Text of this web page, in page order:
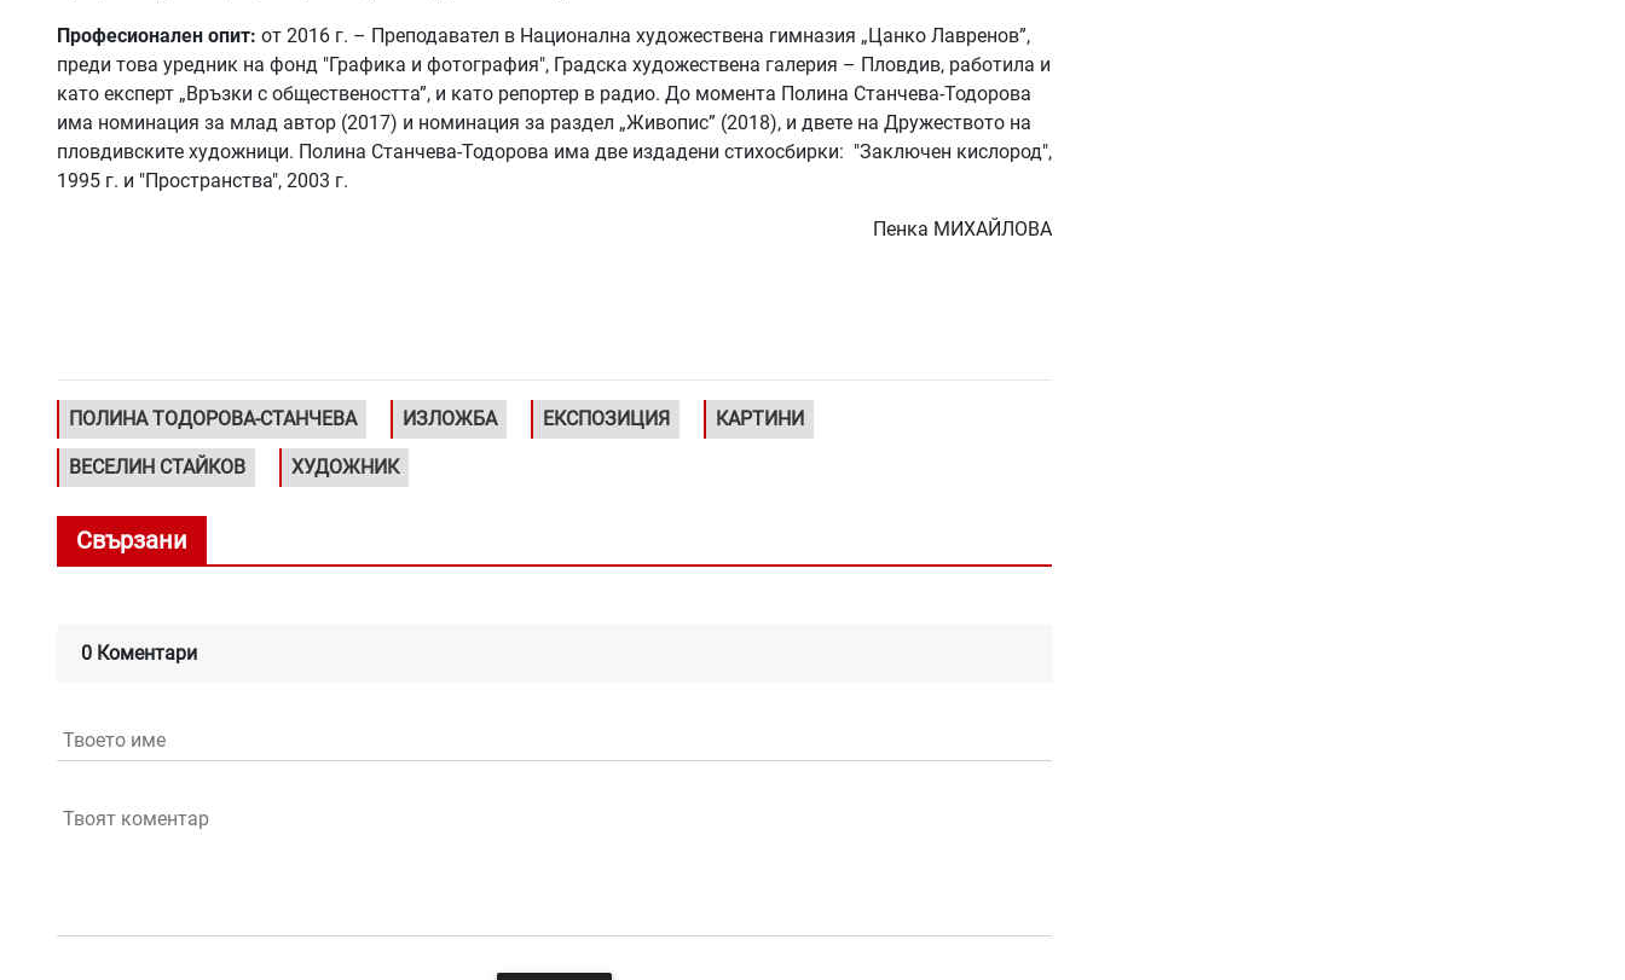
Професионален опит: от 2016 г. – Преподавател в Национална художествена гимназия „Цанко Лавренов”,
преди това уредник на фонд "Графика и фотография", Градска художествена галерия – Пловдив, работила и
като експерт „Връзки с обществеността”, и като репортер в радио. До момента Полина Станчева-Тодорова
има номинация за млад автор (2017) и номинация за раздел „Живопис” (2018), и двете на Дружеството на
пловдивските художници. Полина Станчева-Тодорова има две издадени стихосбирки: "Заключен кислород",
1995 г. и "Пространства", 2003 г.
Пенка МИХАЙЛОВА
ПОЛИНА ТОДОРОВА-СТАНЧЕВА ИЗЛОЖБА ЕКСПОЗИЦИЯ КАРТИНИ
ВЕСЕЛИН СТАЙКОВ ХУДОЖНИК
Свързани
0 Коментари
Твоето име
Твоят коментар